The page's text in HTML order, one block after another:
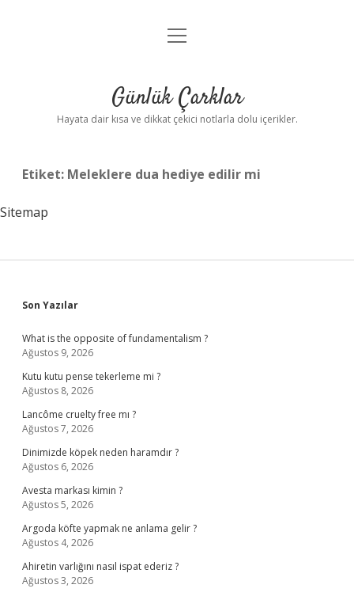
Anasayfa
Yasal Uyarı
menüyü
Günlük Çarklar
Hayata dair kısa ve dikkat çekici notlarla dolu içerikler.
Etiket: Meleklere dua hediye edilir mi
Sitemap
Sidebar
Son Yazılar
What is the opposite of fundamentalism ?
Ağustos 9, 2026
Kutu kutu pense tekerleme mi ?
Ağustos 8, 2026
Lancôme cruelty free mı ?
Ağustos 7, 2026
Dinimizde köpek neden haramdır ?
Ağustos 6, 2026
Avesta markası kimin ?
Ağustos 5, 2026
Argoda köfte yapmak ne anlama gelir ?
Ağustos 4, 2026
Ahiretin varlığını nasıl ispat ederiz ?
Ağustos 3, 2026